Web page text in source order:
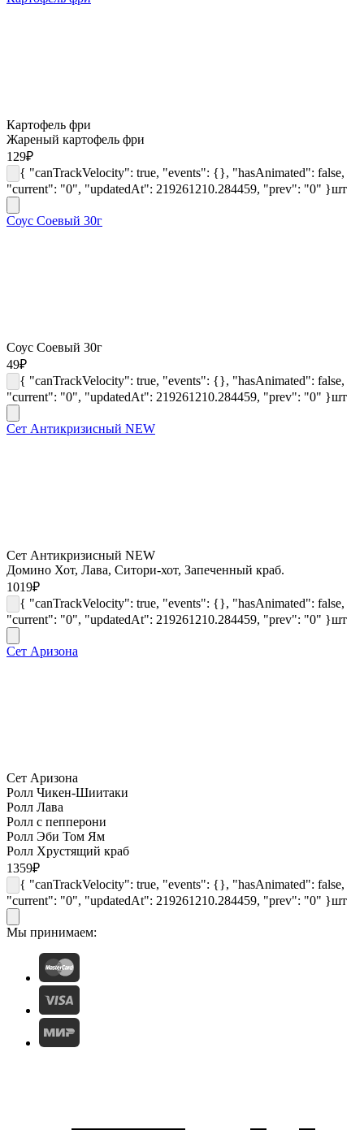
Картофель фри
Жареный картофель фри
129₽
{ "canTrackVelocity": true, "events": {}, "hasAnimated": false,
"current": "0", "updatedAt": 219261210.284459, "prev": "0" }шт
Соус Соевый 30г
Соус Соевый 30г
49₽
{ "canTrackVelocity": true, "events": {}, "hasAnimated": false,
"current": "0", "updatedAt": 219261210.284459, "prev": "0" }шт
Сет Антикризисный NEW
Сет Антикризисный NEW
Домино Хот, Лава, Ситори-хот, Запеченный краб.
1019₽
{ "canTrackVelocity": true, "events": {}, "hasAnimated": false,
"current": "0", "updatedAt": 219261210.284459, "prev": "0" }шт
Сет Аризона
Сет Аризона
Ролл Чикен-Шиитаки
Ролл Лава
Ролл с пепперони
Ролл Эби Том Ям
Ролл Хрустящий краб
1359₽
{ "canTrackVelocity": true, "events": {}, "hasAnimated": false,
"current": "0", "updatedAt": 219261210.284459, "prev": "0" }шт
Мы принимаем: